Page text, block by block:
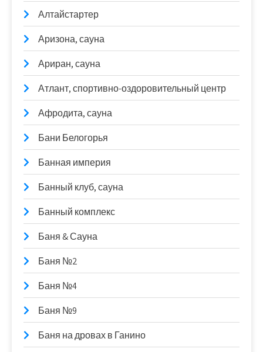
Алтайстартер
Аризона, сауна
Ариран, сауна
Атлант, спортивно-оздоровительный центр
Афродита, сауна
Бани Белогорья
Банная империя
Банный клуб, сауна
Банный комплекс
Баня & Сауна
Баня №2
Баня №4
Баня №9
Баня на дровах в Ганино